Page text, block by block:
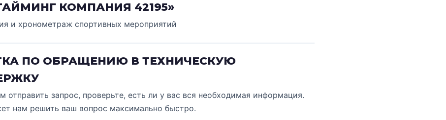
КОМПАНИЯ 42195»
и хронометраж спортивных мероприятий
ПО ОБРАЩЕНИЮ В ТЕХНИЧЕСКУЮ
отправить запрос, проверьте, есть ли у вас вся необходимая информация.
нам решить ваш вопрос максимально быстро.